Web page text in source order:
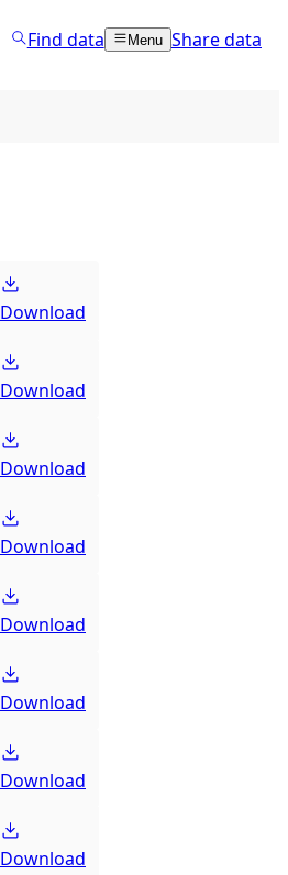
Find data Menu Share data
Download
Download
Download
Download
Download
Download
Download
Download